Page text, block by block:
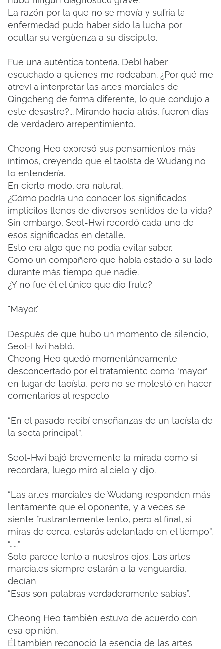
La razón por la que no se movía y sufría la
enfermedad pudo haber sido la lucha por
ocultar su vergüenza a su discípulo.
Fue una auténtica tontería. Debí haber
escuchado a quienes me rodeaban. ¿Por qué me
atreví a interpretar las artes marciales de
Qingcheng de forma diferente, lo que condujo a
este desastre?... Mirando hacia atrás, fueron días
de verdadero arrepentimiento.
Cheong Heo expresó sus pensamientos más
íntimos, creyendo que el taoísta de Wudang no
lo entendería.
En cierto modo, era natural.
¿Cómo podría uno conocer los significados
implícitos llenos de diversos sentidos de la vida?
Sin embargo, Seol-Hwi recordó cada uno de
esos significados en detalle.
Esto era algo que no podía evitar saber.
Como un compañero que había estado a su lado
durante más tiempo que nadie.
¿Y no fue él el único que dio fruto?
"Mayor."
Después de que hubo un momento de silencio,
Seol-Hwi habló.
Cheong Heo quedó momentáneamente
desconcertado por el tratamiento como 'mayor'
en lugar de taoísta, pero no se molestó en hacer
comentarios al respecto.
“En el pasado recibí enseñanzas de un taoísta de
la secta principal”.
Seol-Hwi bajó brevemente la mirada como si
recordara, luego miró al cielo y dijo.
“Las artes marciales de Wudang responden más
lentamente que el oponente, y a veces se
siente frustrantemente lento, pero al final, si
miras de cerca, estarás adelantado en el tiempo”.
“……”
Solo parece lento a nuestros ojos. Las artes
marciales siempre estarán a la vanguardia,
decían.
“Esas son palabras verdaderamente sabias”.
Cheong Heo también estuvo de acuerdo con
esa opinión.
Él también reconoció la esencia de las artes